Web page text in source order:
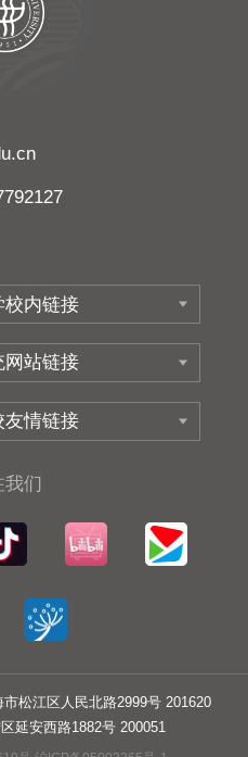
我们
松江区人民北路2999号 201620
延安西路1882号 200051